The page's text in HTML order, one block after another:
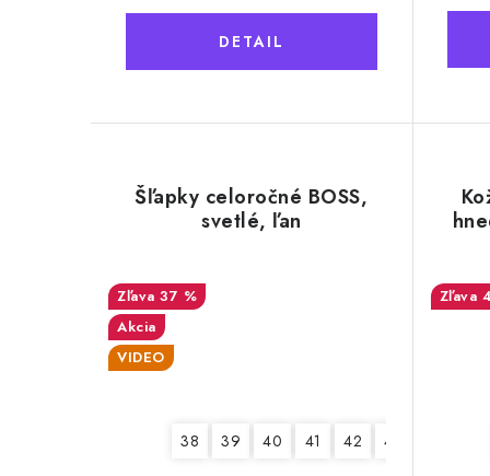
v
v
DETAIL
Šľapky celoročné BOSS,
svetlé, ľan
37 %
Akcia
VIDEO
38 39 40 41 42 43